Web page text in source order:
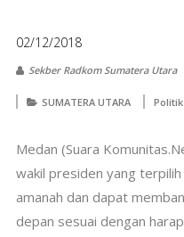
02/12/2018
Sekber Radkom Sumatera Utara
SUMATERA UTARA Politik
Medan (Suara
wakil presiden yang
amanah dan dapat
depan sesuai dengan